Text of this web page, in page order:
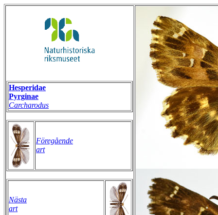
Hesperidae
Pyrginae
Carcharodus
Föregående
art
Nästa
art